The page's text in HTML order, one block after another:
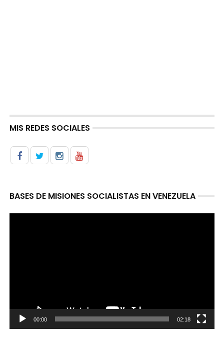
MIS REDES SOCIALES
BASES DE MISIONES SOCIALISTAS EN VENEZUELA
00:00 02:18